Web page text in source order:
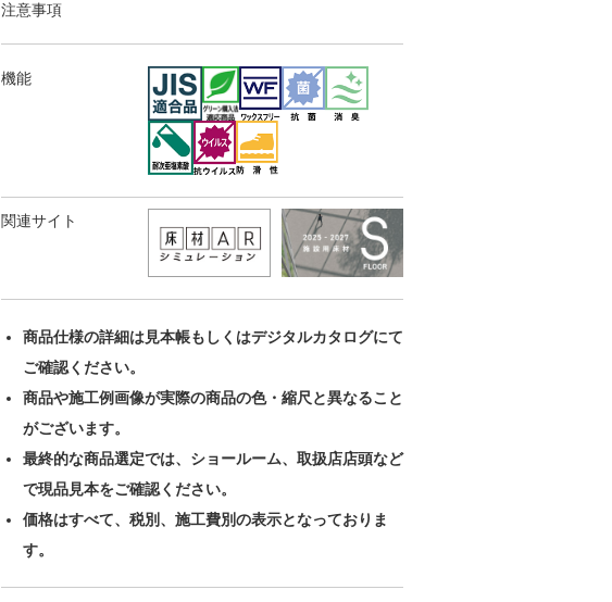
注意事項
機能
関連サイト
商品仕様の詳細は見本帳もしくはデジタルカタログにて
ご確認ください。
商品や施工例画像が実際の商品の色・縮尺と異なること
がございます。
最終的な商品選定では、ショールーム、取扱店店頭など
で現品見本をご確認ください。
価格はすべて、税別、施工費別の表示となっておりま
す。